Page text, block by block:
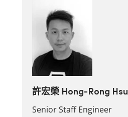
許宏榮 Hong-Rong Hsu
Senior Staff Engineer